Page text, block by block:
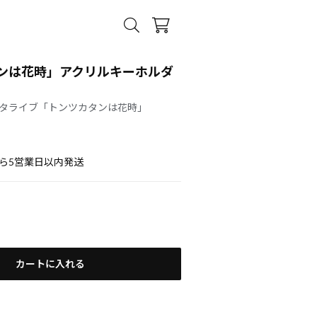
は花時」アクリルキーホルダ
ライブ「トンツカタンは花時」
5営業日以内発送
カートに入れる